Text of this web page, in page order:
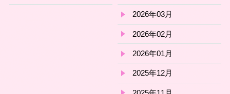
2026年03月
2026年02月
2026年01月
2025年12月